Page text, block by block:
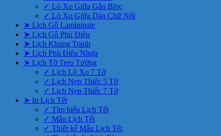
✓ Lò Xo Giữa Gắn Bloc
✓ Lò Xo Giữa Dán Chữ Nổi
➤ Lịch Gỗ Lamininate
➤ Lịch Gỗ Phù Điêu
➤ Lịch Khung Tranh
➤ Lịch Phù Điêu Nhựa
➤ Lịch Tờ Treo Tường
✓ Lịch Lò Xo 7 Tờ
✓ Lịch Nẹp Thiếc 5 Tờ
✓ Lịch Nẹp Thiếc 7 Tờ
➤ In Lịch Tết
✓ Tìm hiểu Lịch Tết
✓ Mẫu Lịch Tết
✓ Thiết kế Mẫu Lịch Tết